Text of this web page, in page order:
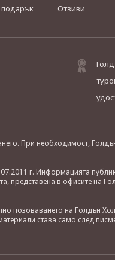
Отзиви
При необходимост,
г. Информацията
представена в офисите на
позоваването на Голдън
става само след